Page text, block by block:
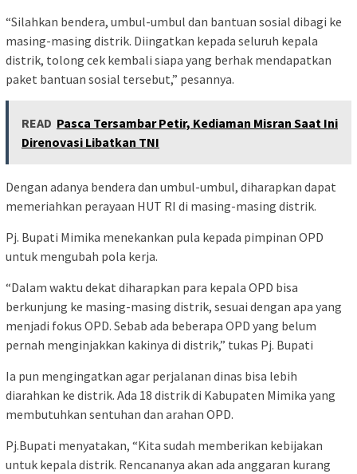
“Silahkan bendera, umbul-umbul dan bantuan sosial dibagi ke
masing-masing distrik. Diingatkan kepada seluruh kepala
distrik, tolong cek kembali siapa yang berhak mendapatkan
paket bantuan sosial tersebut,” pesannya.
READ Pasca Tersambar Petir, Kediaman Misran Saat Ini
Direnovasi Libatkan TNI
Dengan adanya bendera dan umbul-umbul, diharapkan dapat
memeriahkan perayaan HUT RI di masing-masing distrik.
Pj. Bupati Mimika menekankan pula kepada pimpinan OPD
untuk mengubah pola kerja.
“Dalam waktu dekat diharapkan para kepala OPD bisa
berkunjung ke masing-masing distrik, sesuai dengan apa yang
menjadi fokus OPD. Sebab ada beberapa OPD yang belum
pernah menginjakkan kakinya di distrik,” tukas Pj. Bupati
Ia pun mengingatkan agar perjalanan dinas bisa lebih
diarahkan ke distrik. Ada 18 distrik di Kabupaten Mimika yang
membutuhkan sentuhan dan arahan OPD.
Pj.Bupati menyatakan, “Kita sudah memberikan kebijakan
untuk kepala distrik. Rencananya akan ada anggaran kurang